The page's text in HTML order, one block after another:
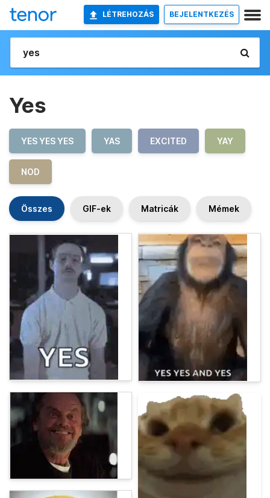
LÉTREHOZÁS BEJELENTKEZÉS
Yes
YES YES YES YAS EXCITED YAY
NOD
Összes GIF-ek Matricák Mémek